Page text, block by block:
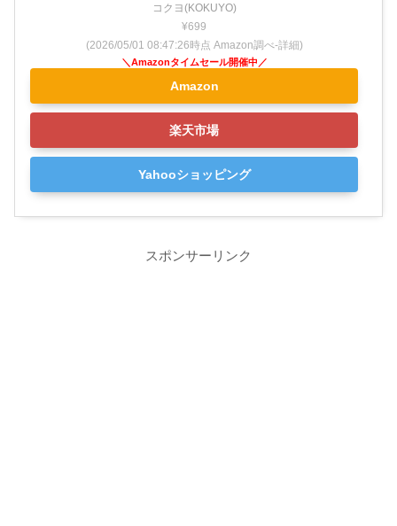
コクヨ(KOKUYO)
¥699
(2026/05/01 08:47:26時点 Amazon調べ-詳細)
Amazon
楽天市場
Yahooショッピング
スポンサーリンク